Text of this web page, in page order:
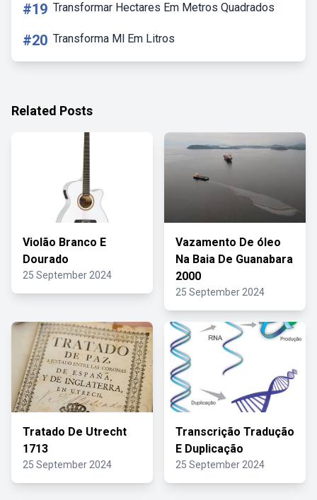
#19 Transformar Hectares Em Metros Quadrados
#20 Transforma Ml Em Litros
Related Posts
Violão Branco E
Dourado
25 September 2024
Vazamento De óleo
Na Baia De Guanabara
2000
25 September 2024
Tratado De Utrecht
1713
25 September 2024
Transcrição Tradução
E Duplicação
25 September 2024